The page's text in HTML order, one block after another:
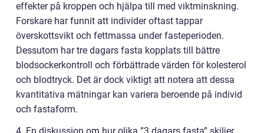
effekter på kroppen och hjälpa till med viktminskning.
Forskare har funnit att individer oftast tappar
överskottsvikt och fettmassa under fasteperioden.
Dessutom har tre dagars fasta kopplats till bättre
blodsockerkontroll och förbättrade värden för kolesterol
och blodtryck. Det är dock viktigt att notera att dessa
kvantitativa mätningar kan variera beroende på individ
och fastaform.